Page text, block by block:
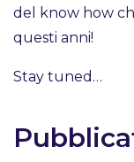
del know how
questi anni!
Stay tuned…